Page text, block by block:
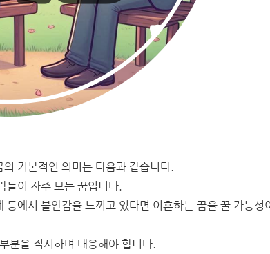
기본적인 의미는 다음과 같습니다.
들이 자주 보는 꿈입니다.
에서 불안감을 느끼고 있다면 이혼하는 꿈을 꿀 가능성이
분을 직시하며 대응해야 합니다.